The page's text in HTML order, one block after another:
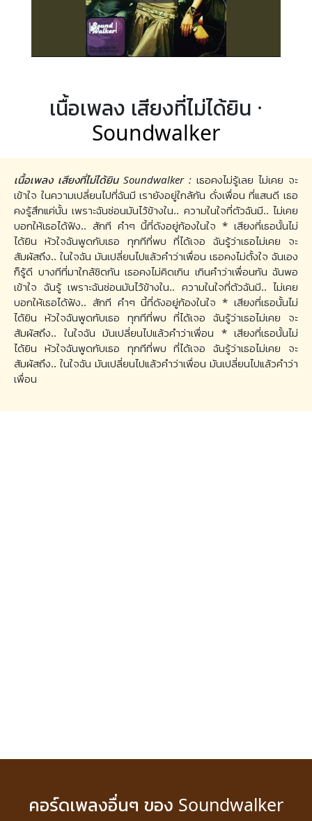
เนื้อเพลง เสียงที่ไม่ได้ยิน ·
Soundwalker
เนื้อเพลง เสียงที่ไม่ได้ยิน Soundwalker : เธอคงไม่รู้เลย ไม่เคย จะ
เข้าใจ ในความเปลี่ยนไปที่ฉันมี เรายังอยู่ใกล้กัน ดั่งเพื่อน ที่แสนดี เธอ
คงรู้สึกแค่นั้น เพราะฉันซ่อนมันไว้ข้างใน.. ความในใจที่ตัวฉันมี.. ไม่เคย
บอกให้เธอได้ฟัง.. สักที คำๆ นี้ที่ดังอยู่ก้องในใจ * เสียงที่เธอนั้นไม่
ได้ยิน หัวใจฉันพูดกับเธอ ทุกทีที่พบ ที่ได้เจอ ฉันรู้ว่าเธอไม่เคย จะ
สัมผัสถึง.. ในใจฉัน มันเปลี่ยนไปแล้วคำว่าเพื่อน เธอคงไม่ตั้งใจ ฉันเอง
ก็รู้ดี บางทีที่มาใกล้ชิดกัน เธอคงไม่คิดเกิน เกินคำว่าเพื่อนกัน ฉันพอ
เข้าใจ ฉันรู้ เพราะฉันซ่อนมันไว้ข้างใน.. ความในใจที่ตัวฉันมี.. ไม่เคย
บอกให้เธอได้ฟัง.. สักที คำๆ นี้ที่ดังอยู่ก้องในใจ * เสียงที่เธอนั้นไม่
ได้ยิน หัวใจฉันพูดกับเธอ ทุกทีที่พบ ที่ได้เจอ ฉันรู้ว่าเธอไม่เคย จะ
สัมผัสถึง.. ในใจฉัน มันเปลี่ยนไปแล้วคำว่าเพื่อน * เสียงที่เธอนั้นไม่
ได้ยิน หัวใจฉันพูดกับเธอ ทุกทีที่พบ ที่ได้เจอ ฉันรู้ว่าเธอไม่เคย จะ
สัมผัสถึง.. ในใจฉัน มันเปลี่ยนไปแล้วคำว่าเพื่อน มันเปลี่ยนไปแล้วคำว่า
เพื่อน
คอร์ดเพลงอื่นๆ ของ Soundwalker